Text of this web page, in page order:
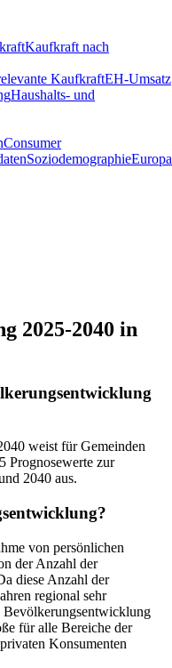
Kaufkraft nach
KaufkraftEH-Umsatz
Haushalts- und
Consumer
SoziodemographieEuropa
2025-2040 in
weist für Gemeinden
Prognosewerte zur
2040 aus.
von persönlichen
der Anzahl der
diese Anzahl der
regional sehr
für alle Bereiche der
Konsumenten